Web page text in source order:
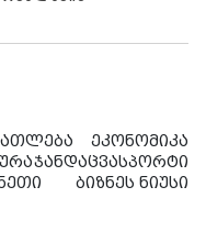
ეკონომიკა
ჯანდაცვასპორტი
ბიზნეს ნიუსი